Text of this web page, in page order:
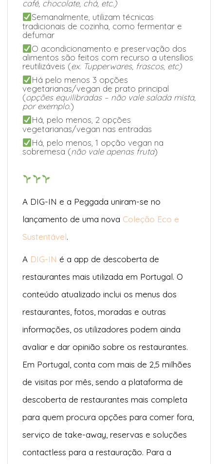
café, chocolate, chá, etc.)
Semanalmente, utilizam técnicas
tradicionais de cozinha, como fermentar e
defumar
O acondicionamento e preservação dos
alimentos são feitos com recurso a utensílios
reutilizáveis (ex. Tupperwares, frascos, etc)
Há pelo menos 3 opções
vegetarianas/vegan de prato principal
(opções equilibradas – não vale salada mista,
por exemplo.)
Há, pelo menos, 2 opções
vegetarianas/vegan nas entradas
Há, pelo menos, 1 opção vegan na
sobremesa (não vale apenas fruta)
A DIG-IN e a Peggada uniram-se no
lançamento de uma nova Coleção Eco e
Sustentável.
A DIG-IN é a app de descoberta de
restaurantes mais utilizada em Portugal. O
conteúdo atualizado inclui os menus dos
restaurantes, fotos, moradas e outras
informações, os utilizadores podem ainda
avaliar e dar opinião sobre os restaurantes.
Em Portugal, conta com mais de 2,5 milhões
de visitas por mês, sendo a plataforma de
descoberta de restaurantes mais completa
para quem procura opções para comer fora,
serviço de take-away, reservas e soluções
contactless para a restauração. Para a